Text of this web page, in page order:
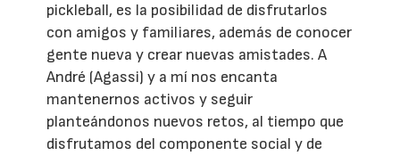
pickleball, es la posibilidad de disfrutarlos
con amigos y familiares, además de conocer
gente nueva y crear nuevas amistades. A
André (Agassi) y a mí nos encanta
mantenernos activos y seguir
planteándonos nuevos retos, al tiempo que
disfrutamos del componente social y de